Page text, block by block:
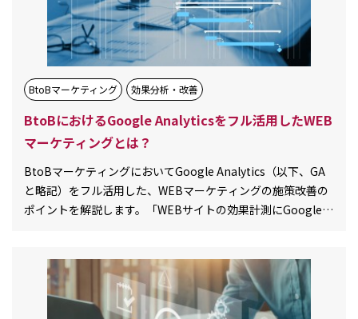
BtoBマーケティング 効果分析・改善
BtoBにおけるGoogle Analyticsをフル活用したWEB
マーケティングとは？
BtoBマーケティングにおいてGoogle Analytics（以下、GA
と略記）をフル活用した、WEBマーケティングの施策改善の
ポイントを解説します。「WEBサイトの効果計測にGoogle